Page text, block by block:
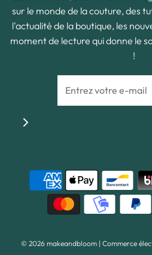
sur le monde de la couture, des
l'actualité de la boutique, les
moment de lecture qui donne le
!
© 2026 makeandbloom| Commerce